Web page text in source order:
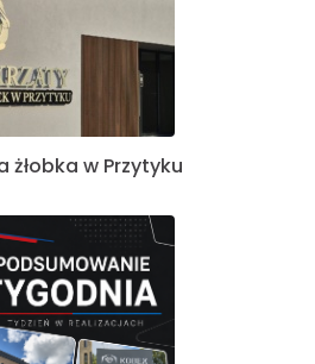
żłobka w Przytyku